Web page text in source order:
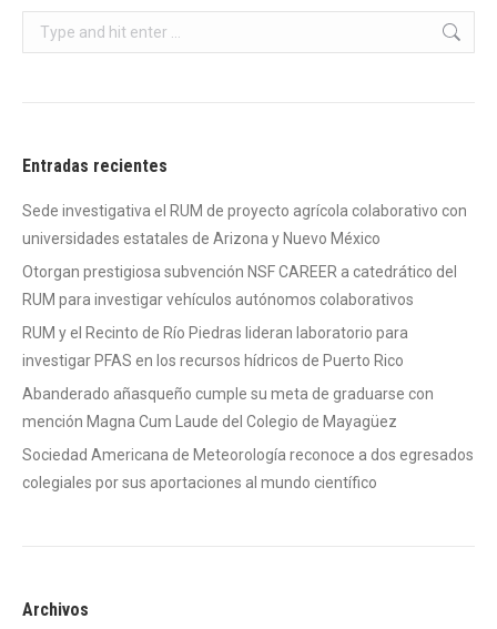
Search:
Entradas recientes
Sede investigativa el RUM de proyecto agrícola colaborativo con
universidades estatales de Arizona y Nuevo México
Otorgan prestigiosa subvención NSF CAREER a catedrático del
RUM para investigar vehículos autónomos colaborativos
RUM y el Recinto de Río Piedras lideran laboratorio para
investigar PFAS en los recursos hídricos de Puerto Rico
Abanderado añasqueño cumple su meta de graduarse con
mención Magna Cum Laude del Colegio de Mayagüez
Sociedad Americana de Meteorología reconoce a dos egresados
colegiales por sus aportaciones al mundo científico
Archivos